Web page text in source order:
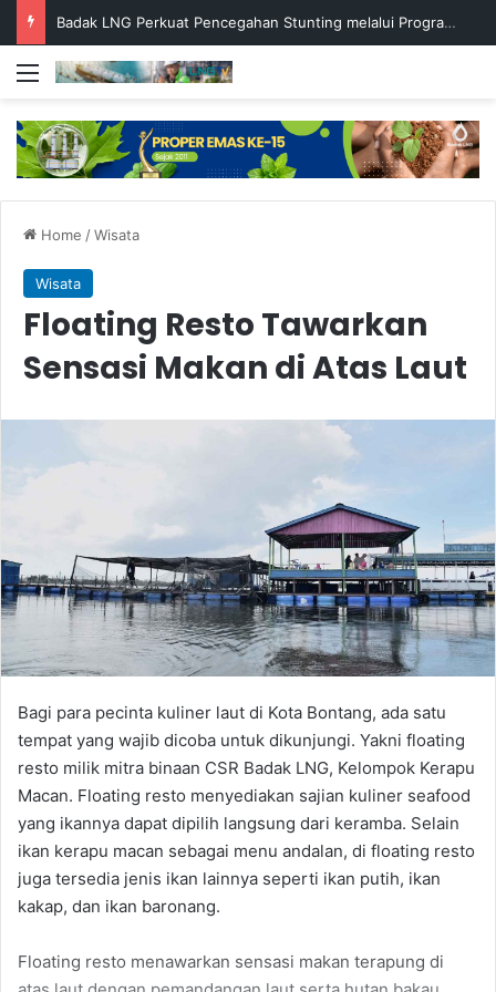
Badak LNG Perkuat Pencegahan Stunting melalui Program Akar Ranting
Menu
Home /Wisata
Wisata
Floating Resto Tawarkan
Sensasi Makan di Atas Laut
Bagi para pecinta kuliner laut di Kota Bontang, ada satu
tempat yang wajib dicoba untuk dikunjungi. Yakni floating
resto milik mitra binaan CSR Badak LNG, Kelompok Kerapu
Macan. Floating resto menyediakan sajian kuliner seafood
yang ikannya dapat dipilih langsung dari keramba. Selain
ikan kerapu macan sebagai menu andalan, di floating resto
juga tersedia jenis ikan lainnya seperti ikan putih, ikan
kakap, dan ikan baronang.
Floating resto menawarkan sensasi makan terapung di